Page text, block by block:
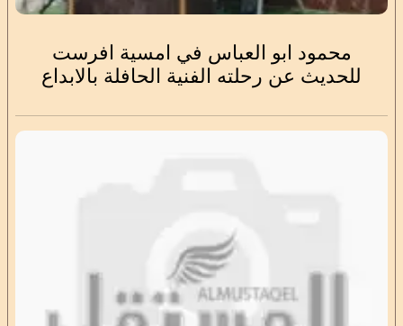
محمود ابو العباس في امسية افرست
للحديث عن رحلته الفنية الحافلة بالابداع